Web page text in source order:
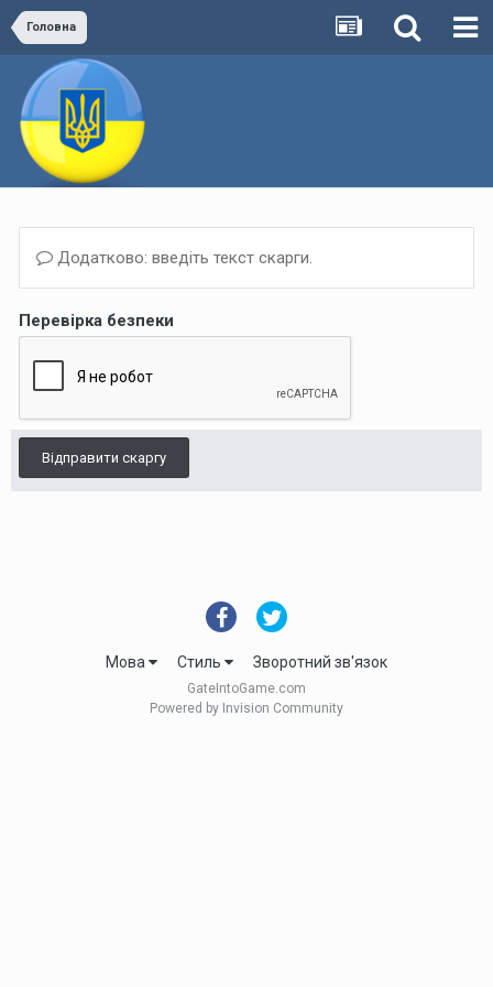
Головна
Додатково: введіть текст скарги.
Перевірка безпеки
Відправити скаргу
Мова Стиль Зворотний зв'язок
GateIntoGame.com
Powered by Invision Community